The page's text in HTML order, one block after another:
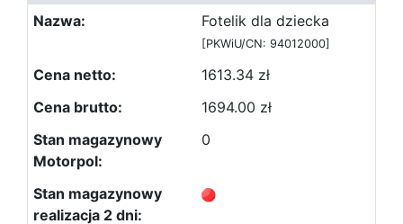
Fotelik dla dziecka
[PKWiU/CN: 94012000]
1613.34 zł
1694.00 zł
0